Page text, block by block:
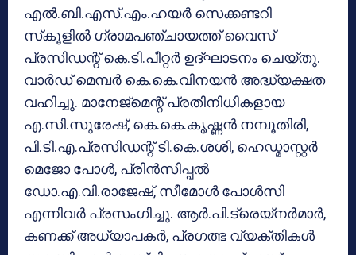
എല്‍.ബി.എസ്.എം.ഹയര്‍ സെക്കണ്ടറി
സ്‌കൂളില്‍ ഗ്രാമപഞ്ചായത്ത് വൈസ്
പ്രസിഡന്റ് കെ.ടി.പീറ്റര്‍ ഉദ്ഘാടനം ചെയ്തു.
വാര്‍ഡ് മെമ്പര്‍ കെ.കെ.വിനയന്‍ അദ്ധ്യക്ഷത
വഹിച്ചു. മാനേജ്‌മെന്റ് പ്രതിനിധികളായ
എ.സി.സുരേഷ്, കെ.കെ.കൃഷ്ണന്‍ നമ്പൂതിരി,
പി.ടി.എ.പ്രസിഡന്റ് ടി.കെ.ശശി, ഹെഡ്മാസ്റ്റര്‍
മെജോ പോള്‍, പ്രിന്‍സിപ്പല്‍
ഡോ.എ.വി.രാജേഷ്, സീമോള്‍ പോള്‍സി
എന്നിവര്‍ പ്രസംഗിച്ചു. ആര്‍.പി.ട്രെയ്‌നര്‍മാര്‍,
കണക്ക് അധ്യാപകര്‍, പ്രഗത്ഭ വ്യക്തികള്‍